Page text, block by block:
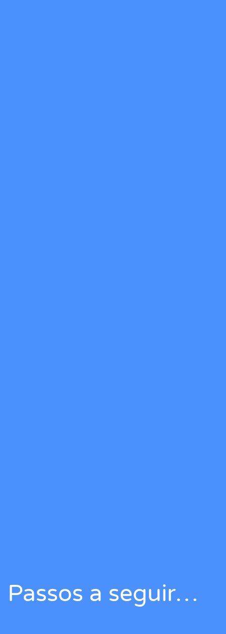
Passos a seguir…